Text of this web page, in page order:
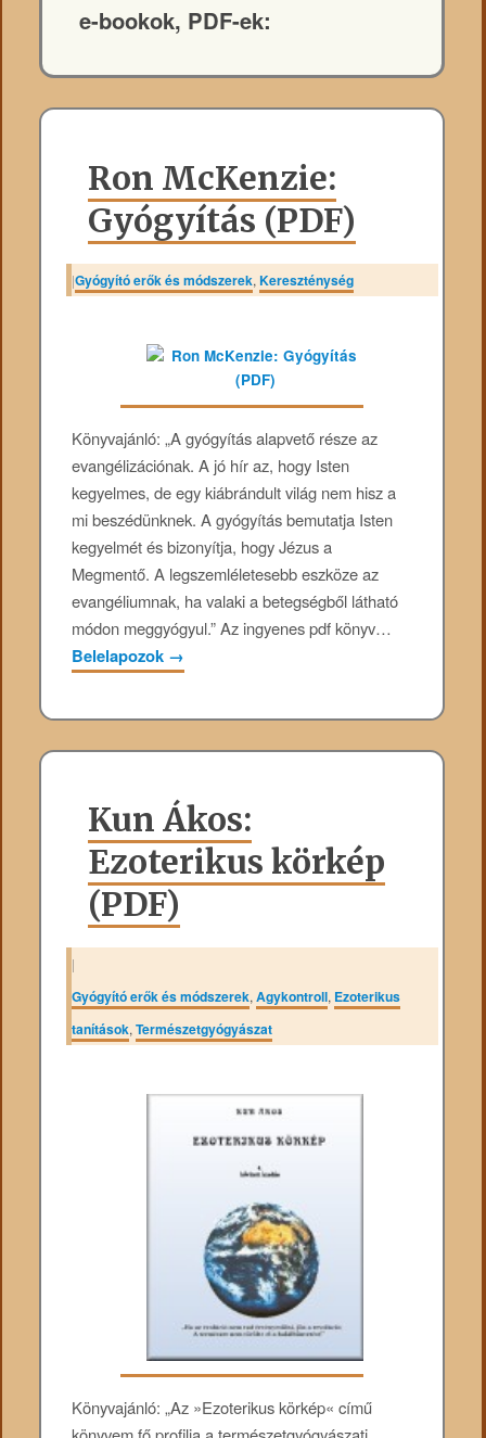
e-bookok, PDF-ek:
Ron McKenzie:
Gyógyítás (PDF)
|Gyógyító erők és módszerek,Kereszténység
Könyvajánló: „A gyógyítás alapvető része az
evangélizációnak. A jó hír az, hogy Isten
kegyelmes, de egy kiábrándult világ nem hisz a
mi beszédünknek. A gyógyítás bemutatja Isten
kegyelmét és bizonyítja, hogy Jézus a
Megmentő. A legszemléletesebb eszköze az
evangéliumnak, ha valaki a betegségből látható
módon meggyógyul.” Az ingyenes pdf könyv…
Belelapozok →
Kun Ákos:
Ezoterikus körkép
(PDF)
|
Gyógyító erők és módszerek,Agykontroll, Ezoterikus
tanítások,Természetgyógyászat
Könyvajánló: „Az »Ezoterikus körkép« című